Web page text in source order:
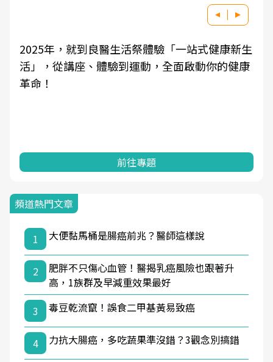
2025年，就到良醫生活祭體驗「一站式健康新生
活」，從講座、體驗到運動，全面啟動你的健康
革命！
前往專題
頻道熱門文章
1 大便黏馬桶是腸癌前兆？醫師這樣說
2
肥胖不只傷心血管！醫揭乳癌風險也跟著升
高，1族群及早減重效果最好
3
毒豆乾流竄！誤食二甲基黃易致癌
4 力抗大腸癌，多吃蔬果準沒錯？3觀念別搞錯